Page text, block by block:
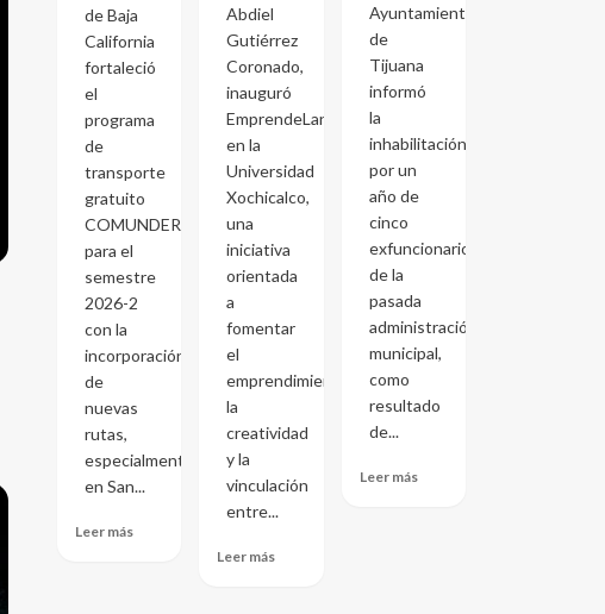
de Baja
California
fortaleció
el
programa
de
transporte
gratuito
COMUNDER
para el
semestre
2026-2
con la
incorporación
de
nuevas
rutas,
especialmente
en San...
Leer más
Abdiel
Gutiérrez
Coronado,
inauguró
EmprendeLand
en la
Universidad
Xochicalco,
una
iniciativa
orientada
a
fomentar
el
emprendimiento,
la
creatividad
y la
vinculación
entre...
Leer más
Ayuntamiento
de
Tijuana
informó
la
inhabilitación
por un
año de
cinco
exfuncionarios
de la
pasada
administración
municipal,
como
resultado
de...
Leer más